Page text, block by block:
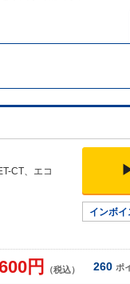
CT、エコ
インボ
円 （税込） 260 ポ